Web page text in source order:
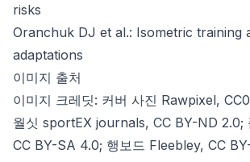
risks
Oranchuk DJ et al.: Isometric training
adaptations
이미지 출처
이미지 크레딧: 커버 사진 Rawpixel,
월싯 sportEX journals, CC BY-ND 2.0;
CC BY-SA 4.0; 행보드 Fleebley, CC